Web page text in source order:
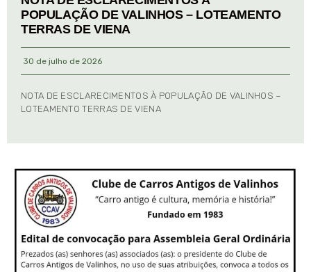
POPULAÇÃO DE VALINHOS – LOTEAMENTO
TERRAS DE VIENA
30 de julho de 2026
NOTA DE ESCLARECIMENTOS À POPULAÇÃO DE VALINHOS –
LOTEAMENTO TERRAS DE VIENA